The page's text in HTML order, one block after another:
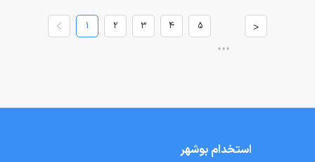
1 2 3 4 5
•••
>
استخدام بوشهر